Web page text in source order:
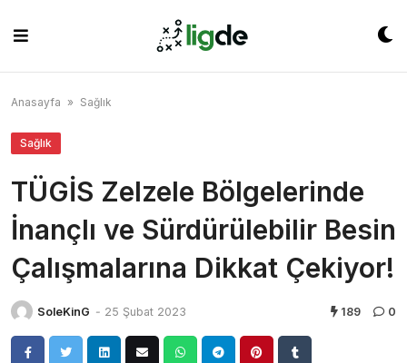
content
Anasayfa » Sağlık
Sağlık
TÜGİS Zelzele Bölgelerinde
İnançlı ve Sürdürülebilir Besin
Çalışmalarına Dikkat Çekiyor!
SoleKinG - 25 Şubat 2023 189 0